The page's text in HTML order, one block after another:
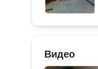
Видео